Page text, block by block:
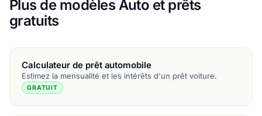
Plus de modèles Auto et prêts
gratuits
Calculateur de prêt automobile
Estimez la mensualité et les intérêts d'un prêt voiture.
GRATUIT